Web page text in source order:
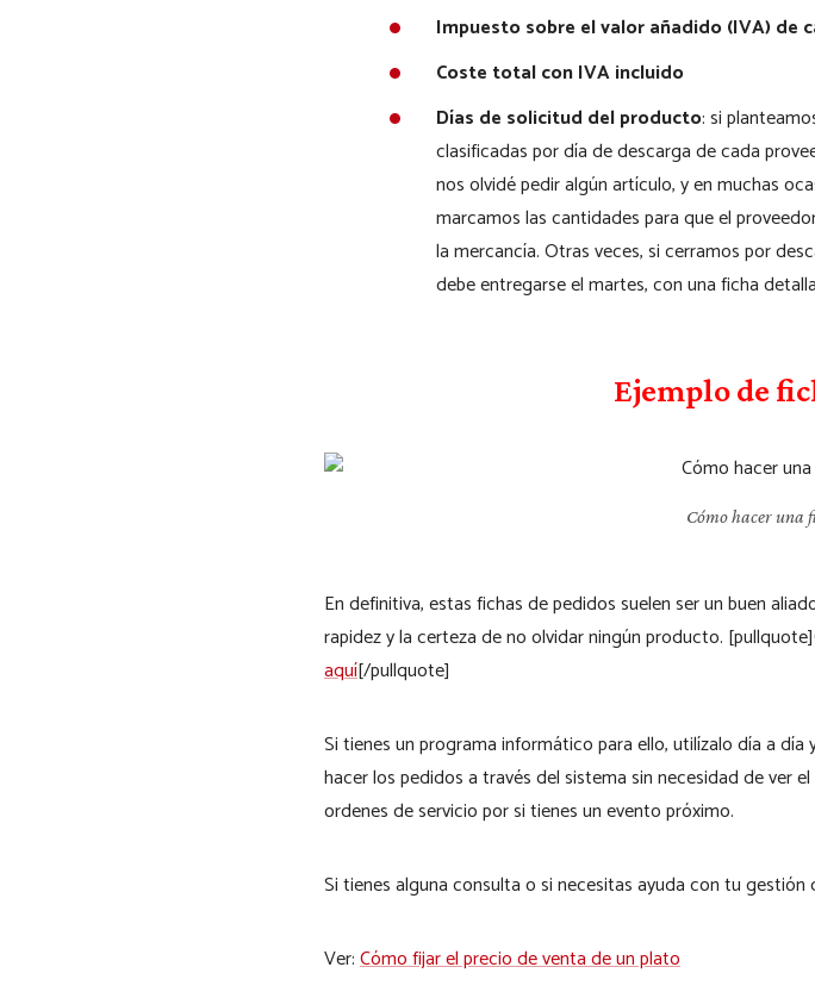
Impuesto sobre el valor añadido (IVA) de
Coste total con IVA incluido
Días de solicitud del producto: si
clasificadas por día de descarga de cada
nos olvidé pedir algún artículo, y en muchas
marcamos las cantidades para que el
la mercancía. Otras veces, si cerramos por
debe entregarse el martes, con una ficha
Ejemplo de
Cómo hacer una
En definitiva, estas fichas de pedidos suelen ser un buen
rapidez y la certeza de no olvidar ningún producto.
aquí[/pullquote]
Si tienes un programa informático para ello, utilízalo día a
hacer los pedidos a través del sistema sin necesidad de ver
ordenes de servicio por si tienes un evento próximo.
Si tienes alguna consulta o si necesitas ayuda con tu
Ver:Cómo fijar el precio de venta de un plato